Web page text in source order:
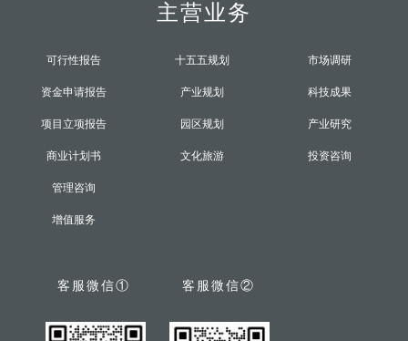
主营业务
可行性报告
资金申请报告
项目立项报告
商业计划书
十五五规划
产业规划
园区规划
文化旅游
市场调研
科技成果
产业研究
投资咨询
管理咨询
增值服务
客服微信① 客服微信②